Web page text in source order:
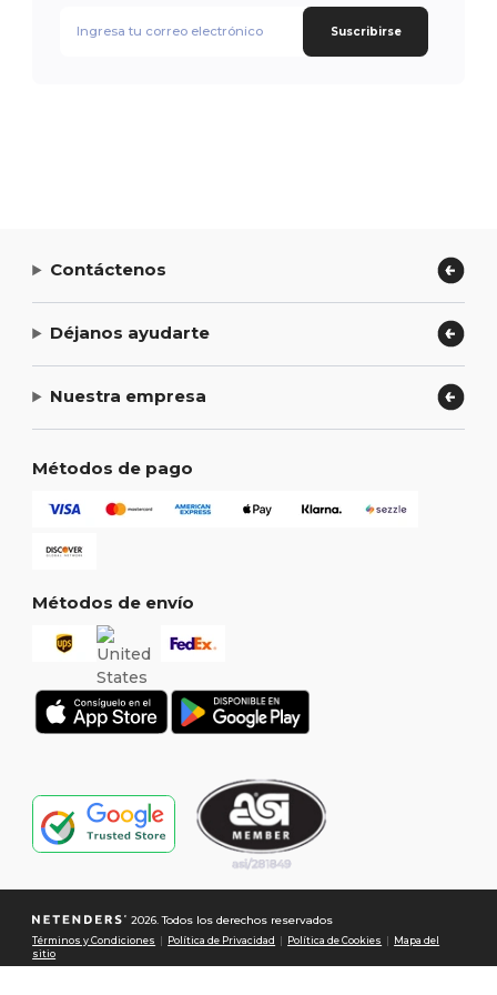
Suscribirse
Contáctenos
Déjanos ayudarte
Nuestra empresa
Métodos de pago
Métodos de envío
2026. Todos los derechos reservados
Términos y Condiciones Política de Privacidad Política de Cookies
Mapa del
sitio